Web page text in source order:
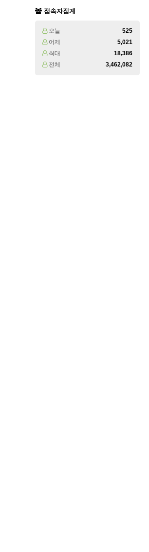
접속자집계
오늘
525
어제
5,021
최대
18,386
전체
3,462,082